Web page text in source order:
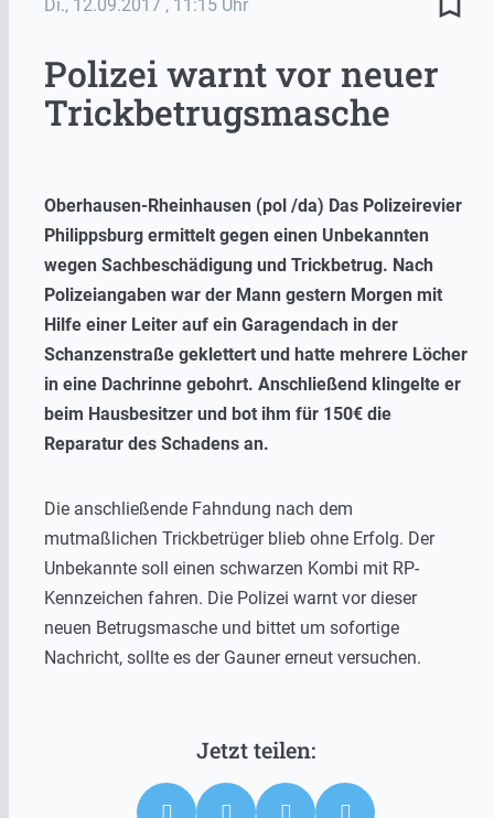
Di., 12.09.2017 , 11:15 Uhr
Polizei warnt vor neuer
Trickbetrugsmasche
Oberhausen-Rheinhausen (pol /da) Das Polizeirevier
Philippsburg ermittelt gegen einen Unbekannten
wegen Sachbeschädigung und Trickbetrug. Nach
Polizeiangaben war der Mann gestern Morgen mit
Hilfe einer Leiter auf ein Garagendach in der
Schanzenstraße geklettert und hatte mehrere Löcher
in eine Dachrinne gebohrt. Anschließend klingelte er
beim Hausbesitzer und bot ihm für 150€ die
Reparatur des Schadens an.
Die anschließende Fahndung nach dem
mutmaßlichen Trickbetrüger blieb ohne Erfolg. Der
Unbekannte soll einen schwarzen Kombi mit RP-
Kennzeichen fahren. Die Polizei warnt vor dieser
neuen Betrugsmasche und bittet um sofortige
Nachricht, sollte es der Gauner erneut versuchen.